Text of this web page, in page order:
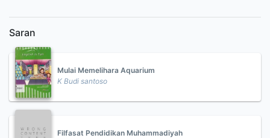
Saran
Mulai Memelihara Aquarium
K Budi santoso
Filfasat Pendidikan Muhammadiyah